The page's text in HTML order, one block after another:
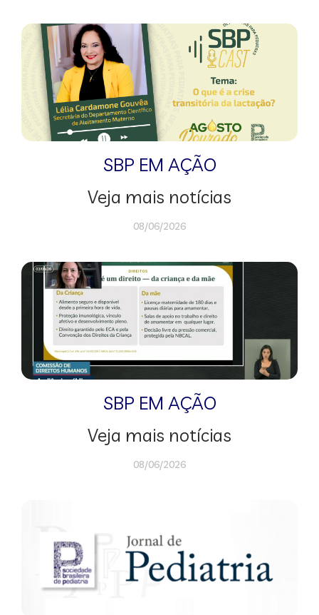
SBP EM AÇÃO
Veja mais notícias
08/06/2026
SBP EM AÇÃO
Veja mais notícias
08/06/2026